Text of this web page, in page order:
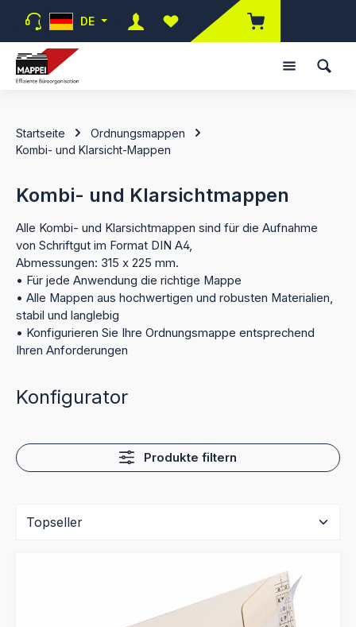
Zum Hauptinhalt springen
DE
Du hast 0 Produkte auf dem
Startseite
Ordnungsmappen
Kombi- und Klarsicht-Mappen
Kombi- und Klarsichtmappen
Alle Kombi- und Klarsichtmappen sind für die Aufnahme
von Schriftgut im Format DIN A4,
Abmessungen: 315 x 225 mm.
• Für jede Anwendung die richtige Mappe
• Alle Mappen aus hochwertigen und robusten Materialien,
stabil und langlebig
• Konfigurieren Sie Ihre Ordnungsmappe entsprechend
Ihren Anforderungen
Konfigurator
Produkte filtern